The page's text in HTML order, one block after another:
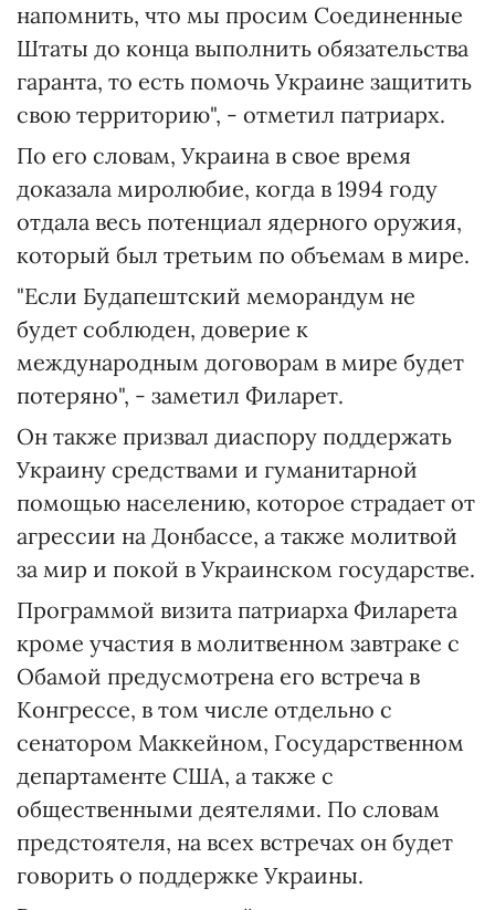
напомнить, что мы просим Соединенные
Штаты до конца выполнить обязательства
гаранта, то есть помочь Украине защитить
свою территорию", - отметил патриарх.
По его словам, Украина в свое время
доказала миролюбие, когда в 1994 году
отдала весь потенциал ядерного оружия,
который был третьим по объемам в мире.
"Если Будапештский меморандум не
будет соблюден, доверие к
международным договорам в мире будет
потеряно", - заметил Филарет.
Он также призвал диаспору поддержать
Украину средствами и гуманитарной
помощью населению, которое страдает от
агрессии на Донбассе, а также молитвой
за мир и покой в Украинском государстве.
Программой визита патриарха Филарета
кроме участия в молитвенном завтраке с
Обамой предусмотрена его встреча в
Конгрессе, в том числе отдельно с
сенатором Маккейном, Государственном
департаменте США, а также с
общественными деятелями. По словам
предстоятеля, на всех встречах он будет
говорить о поддержке Украины.